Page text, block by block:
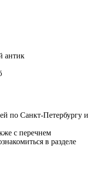
антик
по Санкт-Петербургу и
с перечнем
в разделе